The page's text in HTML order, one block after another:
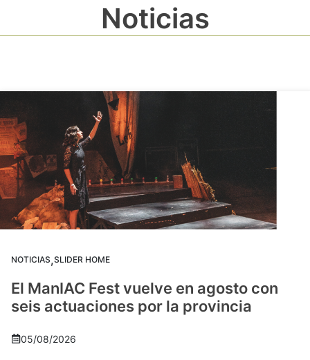
Noticias
NOTICIAS,SLIDER HOME
El ManIAC Fest vuelve en agosto con
seis actuaciones por la provincia
05/08/2026